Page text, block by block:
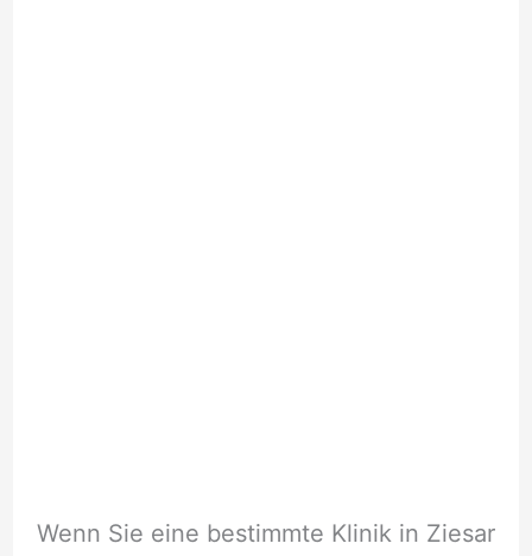
Wenn Sie eine bestimmte Klinik in Ziesar